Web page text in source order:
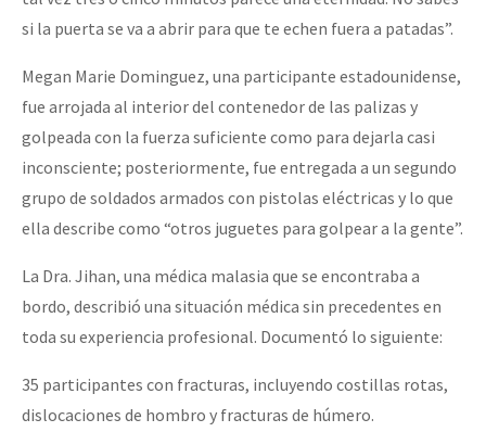
si la puerta se va a abrir para que te echen fuera a patadas”.
Megan Marie Dominguez, una participante estadounidense,
fue arrojada al interior del contenedor de las palizas y
golpeada con la fuerza suficiente como para dejarla casi
inconsciente; posteriormente, fue entregada a un segundo
grupo de soldados armados con pistolas eléctricas y lo que
ella describe como “otros juguetes para golpear a la gente”.
La Dra. Jihan, una médica malasia que se encontraba a
bordo, describió una situación médica sin precedentes en
toda su experiencia profesional. Documentó lo siguiente:
35 participantes con fracturas, incluyendo costillas rotas,
dislocaciones de hombro y fracturas de húmero.